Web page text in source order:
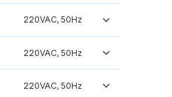
220VAC, 50Hz
220VAC, 50Hz
220VAC, 50Hz